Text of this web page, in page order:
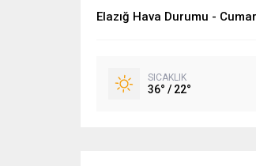
Elazığ Hava Durumu -
SICAKLIK
36° / 22°